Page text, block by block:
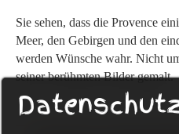
Sie sehen, dass die Provence
Meer, den Gebirgen und den
werden Wünsche wahr. Nicht
seiner berühmten Bilder gemalt.